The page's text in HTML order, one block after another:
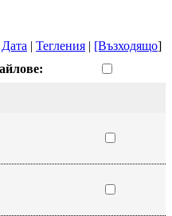
Дата | Тегления | [Възходящо]